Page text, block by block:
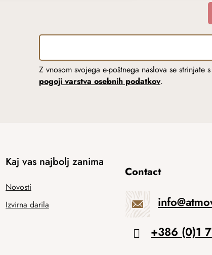
Z vnosom svojega e-poštnega naslova se strinjate s
pogoji varstva osebnih podatkov.
Kaj vas najbolj zanima
Novosti
Izvirna darila
Contact
info@
+386 (0)1